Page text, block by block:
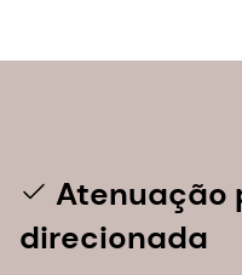
Atenuação
direcionada